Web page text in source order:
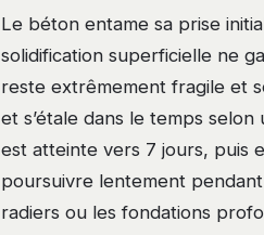
Le béton entame sa prise
solidification superficielle ne
reste extrêmement fragile et
et s’étale dans le temps
est atteinte vers 7 jours, puis
poursuivre lentement
radiers ou les fondations